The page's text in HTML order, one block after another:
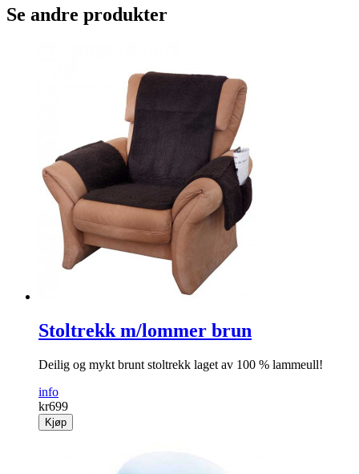
Se andre produkter
Stoltrekk m/lommer brun
Deilig og mykt brunt stoltrekk laget av 100 % lammeull!
info
kr699
Kjøp